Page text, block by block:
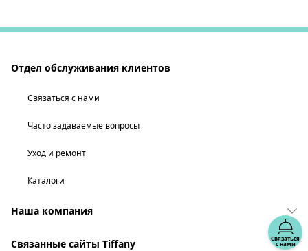
Связаться
с нами
Отдел обслуживания клиентов
Связаться с нами
Часто задаваемые вопросы
Уход и ремонт
Каталоги
Наша компания
Связанные сайты Tiffany